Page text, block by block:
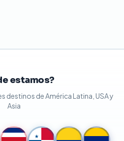
estamos?
destinos de América Latina, USA y
Asia
★